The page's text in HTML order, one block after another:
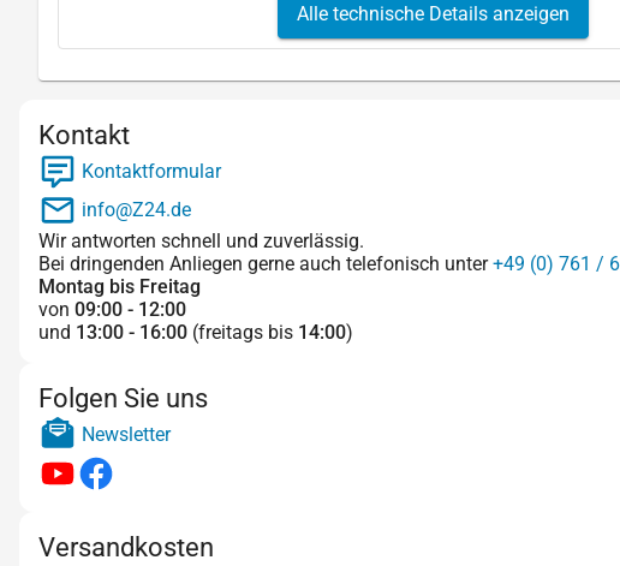
Alle technische Details anzeigen
Kontakt
Kontaktformular
info@Z24.de
Wir antworten schnell und zuverlässig.
Bei dringenden Anliegen gerne auch telefonisch unter+49 (0) 761 /
Montag bis Freitag
von 09:00 - 12:00
und 13:00 - 16:00 (freitags bis 14:00)
Folgen Sie uns
Newsletter
Versandkosten